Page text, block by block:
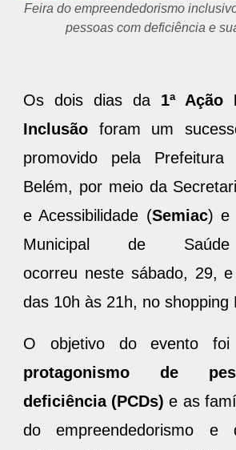
Feira do empreendedorismo
pessoas com deficiência e
Os dois dias da 1ª Ação
Inclusão foram um
promovido pela Prefeitura
Belém, por meio da
e Acessibilidade (Semiac) e
Municipal de
ocorreu neste sábado, 29,
das 10h às 21h, no shopping
O objetivo do evento
protagonismo de
deficiência (PCDs) e as
do empreendedorismo e